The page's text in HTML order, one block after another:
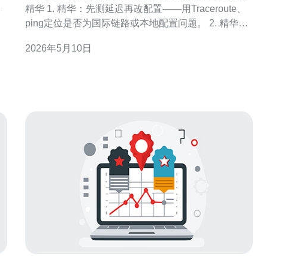
精华 1. 精华：先测延迟再改配置——用Traceroute、
ping定位是否为国际链路或本地配置问题。 2. 精华：
配置细节作祟。 3. 精华：测试要有证据，保存日志、
2026年5月10日